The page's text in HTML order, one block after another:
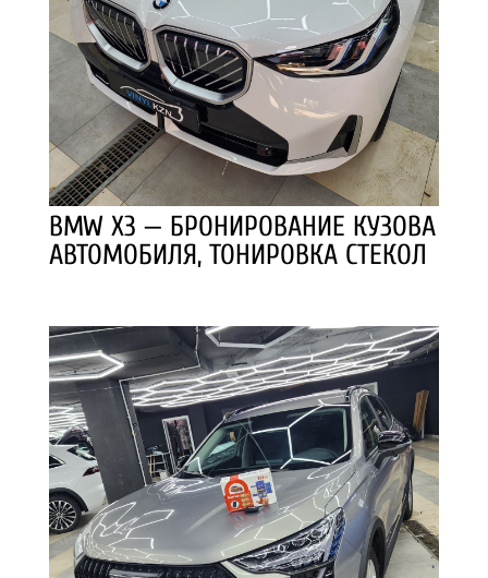
BMW X3 — БРОНИРОВАНИЕ КУЗОВА
АВТОМОБИЛЯ, ТОНИРОВКА СТЕКОЛ